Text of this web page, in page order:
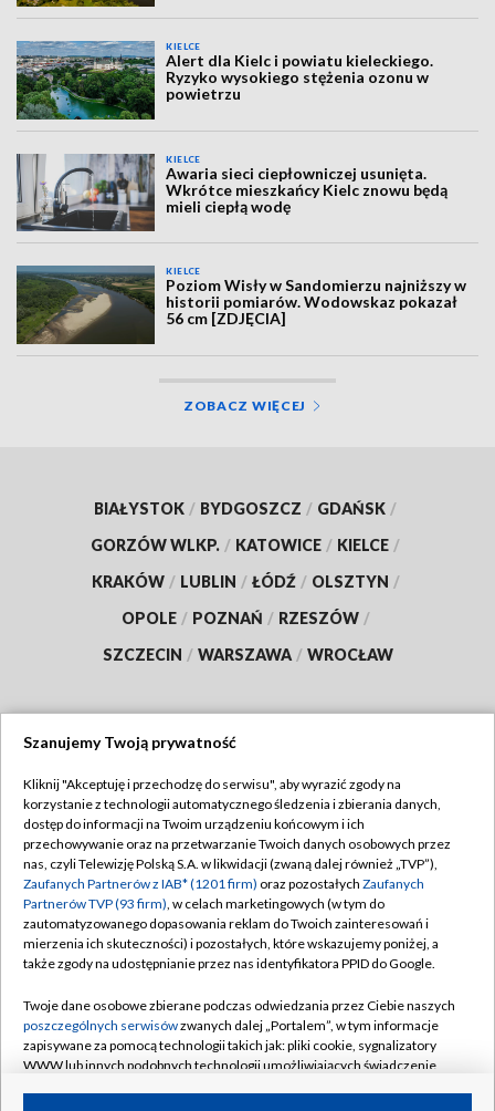
KIELCE
Alert dla Kielc i powiatu kieleckiego.
Ryzyko wysokiego stężenia ozonu w
powietrzu
KIELCE
Awaria sieci ciepłowniczej usunięta.
Wkrótce mieszkańcy Kielc znowu będą
mieli ciepłą wodę
KIELCE
Poziom Wisły w Sandomierzu najniższy w
historii pomiarów. Wodowskaz pokazał
56 cm [ZDJĘCIA]
ZOBACZ WIĘCEJ
BIAŁYSTOK / BYDGOSZCZ / GDAŃSK /
GORZÓW WLKP. / KATOWICE / KIELCE /
KRAKÓW / LUBLIN / ŁÓDŹ / OLSZTYN /
OPOLE / POZNAŃ / RZESZÓW /
SZCZECIN / WARSZAWA / WROCŁAW
TVP
Abonament TVP
Emisja w TVP
Centrum informacji TVP
Naziemna Telewizja Cyfrowa
Rada Programowa
System NOS
Informacje o nadawcy
Regulamin TVP
Polityka prywatności
Moje zgody
Pomoc
Kontakt
Kanały
Szanujemy Twoją prywatność
Kliknij "Akceptuję i przechodzę do serwisu", aby wyrazić zgody na
korzystanie z technologii automatycznego śledzenia i zbierania danych,
dostęp do informacji na Twoim urządzeniu końcowym i ich
przechowywanie oraz na przetwarzanie Twoich danych osobowych przez
nas, czyli Telewizję Polską S.A. w likwidacji (zwaną dalej również „TVP”),
Zaufanych Partnerów z IAB* (1201 firm) oraz pozostałych Zaufanych
Partnerów TVP (93 firm), w celach marketingowych (w tym do
zautomatyzowanego dopasowania reklam do Twoich zainteresowań i
mierzenia ich skuteczności) i pozostałych, które wskazujemy poniżej, a
także zgody na udostępnianie przez nas identyfikatora PPID do Google.
Twoje dane osobowe zbierane podczas odwiedzania przez Ciebie naszych
poszczególnych serwisówzwanych dalej „Portalem”, w tym informacje
zapisywane za pomocą technologii takich jak: pliki cookie, sygnalizatory
WWW lub innych podobnych technologii umożliwiających świadczenie